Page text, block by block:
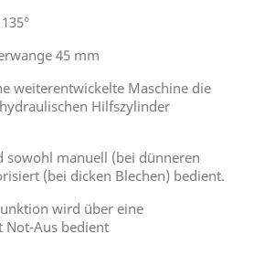
45 mm
weiterentwickelte Maschine die
Hilfszylinder
sowohl manuell (bei dünneren
(bei dicken Blechen) bedient.
wird über eine
Not-Aus bedient